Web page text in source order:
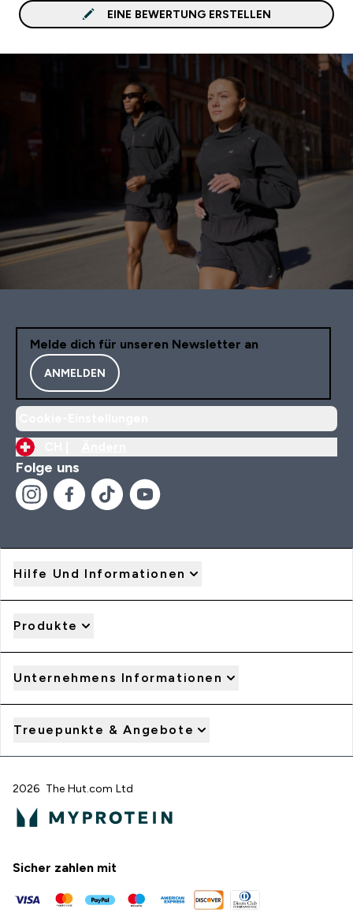
EINE BEWERTUNG ERSTELLEN
Melde dich für unseren Newsletter an
ANMELDEN
Folge uns
Hilfe Und Informationen
Produkte
Unternehmens Informationen
Treuepunkte & Angebote
2026 The Hut.com Ltd
Sicher zahlen mit